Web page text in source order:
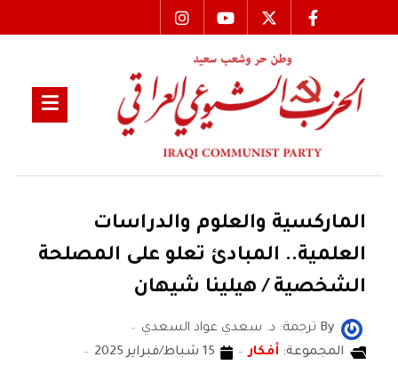
الماركسية والعلوم والدراسات
العلمية.. المبادئ تعلو على المصلحة
الشخصية / هيلينا شيهان
By ترجمة: د. سعدي عواد السعدي
المجموعة: أفكار
15 شباط/فبراير 2025